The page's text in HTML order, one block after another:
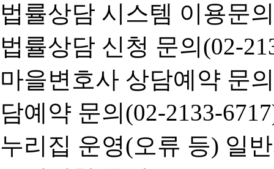
법률상담 시스템 이용문
법률상담 신청 문의(02-
마을변호사 상담예약 문
담예약 문의(02-2133-
누리집 운영(오류 등) 일